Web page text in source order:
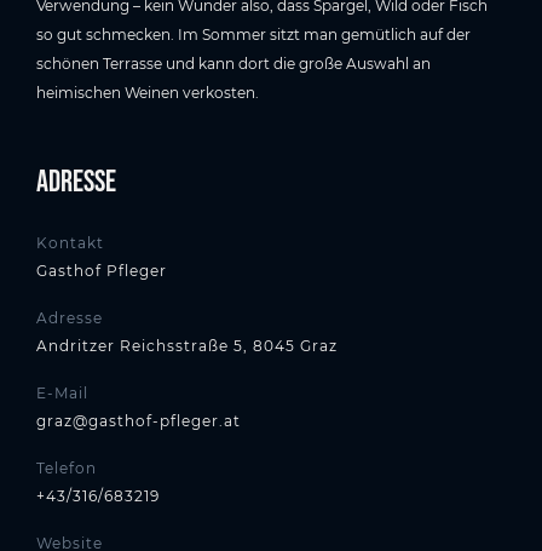
Verwendung – kein Wunder also, dass Spargel, Wild oder Fisch
so gut schmecken. Im Sommer sitzt man gemütlich auf der
schönen Terrasse und kann dort die große Auswahl an
heimischen Weinen verkosten.
Adresse
Kontakt
Gasthof Pfleger
Adresse
Andritzer Reichsstraße 5, 8045 Graz
E-Mail
graz@gasthof-pfleger.at
Telefon
+43/316/683219
Website